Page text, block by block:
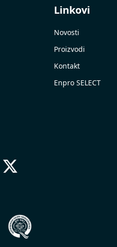
Linkovi
Novosti
Proizvodi
Kontakt
Enpro SELECT